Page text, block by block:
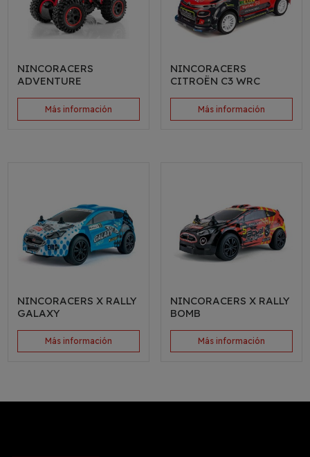
NINCORACERS
ADVENTURE
Más información
NINCORACERS
CITROËN C3 WRC
Más información
NINCORACERS X RALLY
GALAXY
Más información
NINCORACERS X RALLY
BOMB
Más información